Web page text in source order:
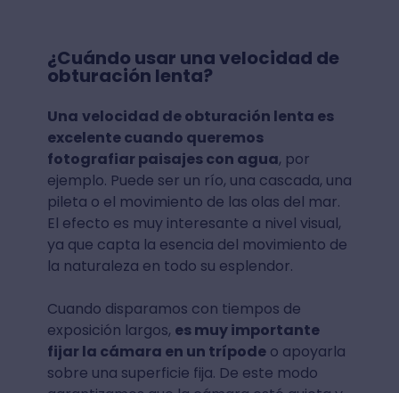
¿Cuándo usar una velocidad de
obturación lenta?
Una velocidad de obturación lenta es
excelente cuando queremos
fotografiar paisajes con agua, por
ejemplo. Puede ser un río, una cascada, una
pileta o el movimiento de las olas del mar.
El efecto es muy interesante a nivel visual,
ya que capta la esencia del movimiento de
la naturaleza en todo su esplendor.
Cuando disparamos con tiempos de
exposición largos, es muy importante
fijar la cámara en un trípodeo apoyarla
sobre una superficie fija. De este modo